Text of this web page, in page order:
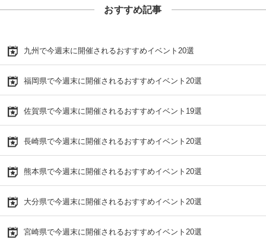
おすすめ記事
九州で今週末に開催されるおすすめイベント20選
福岡県で今週末に開催されるおすすめイベント20選
佐賀県で今週末に開催されるおすすめイベント19選
長崎県で今週末に開催されるおすすめイベント20選
熊本県で今週末に開催されるおすすめイベント20選
大分県で今週末に開催されるおすすめイベント20選
宮崎県で今週末に開催されるおすすめイベント20選